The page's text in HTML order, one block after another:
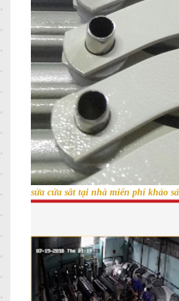
sửa cửa sắt tại nhà miển phí khảo